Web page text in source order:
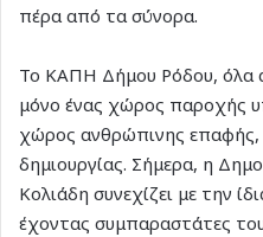
πέρα από τα σύνορα.
Το ΚΑΠΗ Δήμου Ρόδου, όλα
μόνο ένας χώρος παροχής
χώρος ανθρώπινης επαφής,
δημιουργίας. Σήμερα, η
Κολιάδη συνεχίζει με την
έχοντας συμπαραστάτες